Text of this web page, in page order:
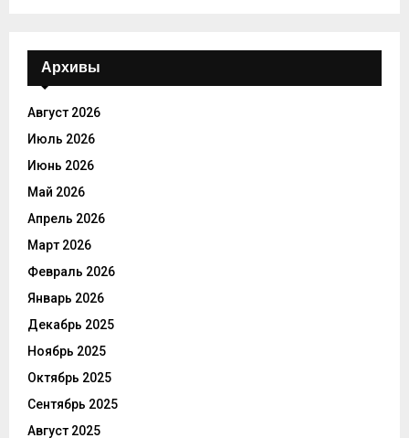
Архивы
Август 2026
Июль 2026
Июнь 2026
Май 2026
Апрель 2026
Март 2026
Февраль 2026
Январь 2026
Декабрь 2025
Ноябрь 2025
Октябрь 2025
Сентябрь 2025
Август 2025